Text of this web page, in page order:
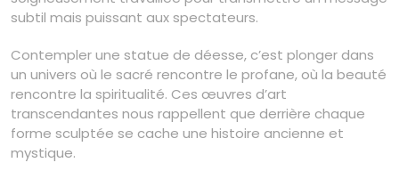
subtil mais puissant aux spectateurs.
Contempler une statue de déesse, c’est plonger dans
un univers où le sacré rencontre le profane, où la beauté
rencontre la spiritualité. Ces œuvres d’art
transcendantes nous rappellent que derrière chaque
forme sculptée se cache une histoire ancienne et
mystique.